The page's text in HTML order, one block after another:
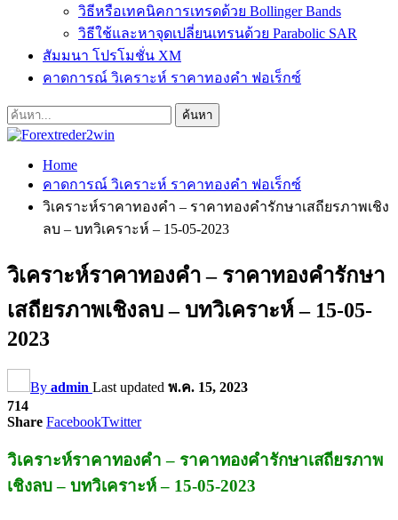
วิธีหรือเทคนิคการเทรดด้วย Bollinger Bands
วิธีใช้และหาจุดเปลี่ยนเทรนด้วย Parabolic SAR
สัมมนา โปรโมชั่น XM
คาดการณ์ วิเคราะห์ ราคาทองคำ ฟอเร็กซ์
Home
คาดการณ์ วิเคราะห์ ราคาทองคำ ฟอเร็กซ์
วิเคราะห์ราคาทองคำ – ราคาทองคำรักษาเสถียรภาพเชิง
ลบ – บทวิเคราะห์ – 15-05-2023
วิเคราะห์ราคาทองคำ – ราคาทองคำรักษา
เสถียรภาพเชิงลบ – บทวิเคราะห์ – 15-05-
2023
By admin Last updated พ.ค. 15, 2023
714
Share FacebookTwitter
วิเคราะห์ราคาทองคำ – ราคาทองคำรักษาเสถียรภาพ
เชิงลบ – บทวิเคราะห์ – 15-05-2023